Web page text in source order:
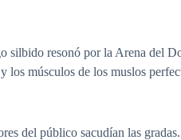
silbido resonó por la Arena del
los músculos de los muslos
del público sacudían las